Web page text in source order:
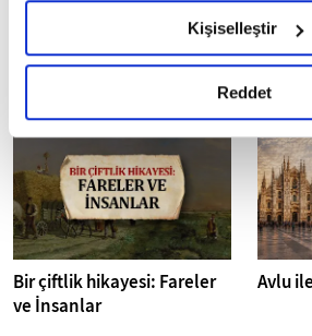
okumak ve sitemizi ziyaretiniz
gerçekleştirilen veri işleme
detaylı bilgi almak için lütfentıklayınız.
Kişiselleştir
Reddet
Toplumsal bir dayanışma:
Tarihe
Bir çiftlik hikayesi: Fareler
ve İnsanlar
Avlu